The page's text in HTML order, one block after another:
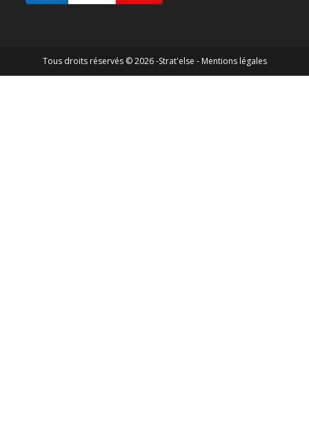
Tous droits réservés © 2026 -Strat'else - Mentions légales